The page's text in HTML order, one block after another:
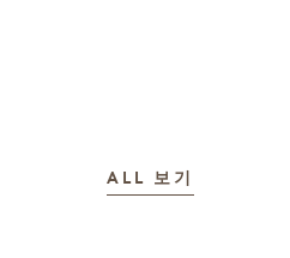
ALL 이야기
보기